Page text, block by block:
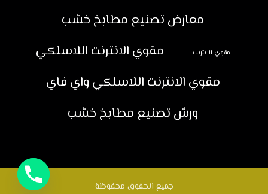
معارض تصنيع مطابخ خشب
مقوي الانترنت
مقوي الانترنت اللاسلكي
مقوي الانترنت اللاسلكي واي فاي
ورش تصنيع مطابخ خشب
جميع الحقوق محفوظة